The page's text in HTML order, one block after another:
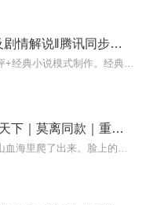
莫离‖白鹿+丞磊‖原著及剧情解说‖腾讯同步热播
斩凤：重生之废妃权倾天下｜莫离同款｜重生复仇｜古代言情